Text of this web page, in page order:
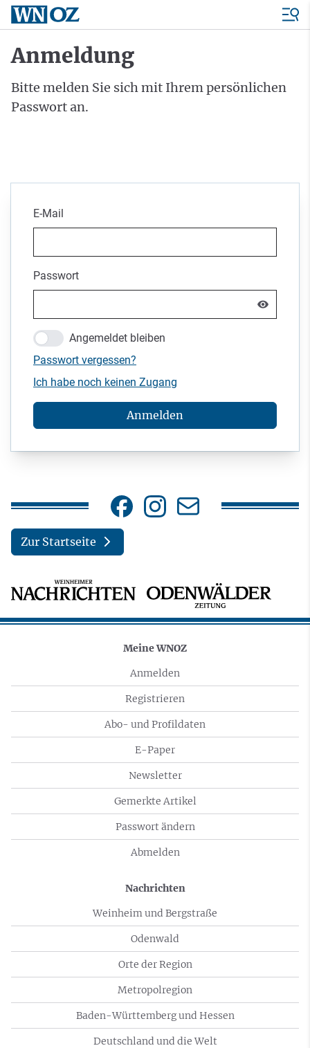
Anmeldung
Bitte melden Sie sich mit Ihrem persönlichen
Passwort an.
E-Mail
Passwort
Angemeldet bleiben
Passwort vergessen?
Ich habe noch keinen Zugang
Anmelden
Zur Startseite
Meine WNOZ
Anmelden
Registrieren
Abo- und Profildaten
E-Paper
Newsletter
Gemerkte Artikel
Passwort ändern
Abmelden
Nachrichten
Weinheim und Bergstraße
Odenwald
Orte der Region
Metropolregion
Baden-Württemberg und Hessen
Deutschland und die Welt